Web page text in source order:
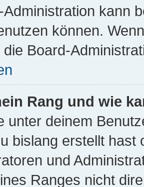
Administration kann
können.
Board-
Rang und wie
unter deinem
bislang erstellt
und
Ranges nicht